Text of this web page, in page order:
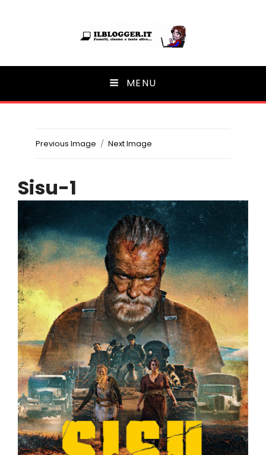
Ilblogger.it
Il portalino di blog | MENU
Previous Image Next Image
Sisu-1